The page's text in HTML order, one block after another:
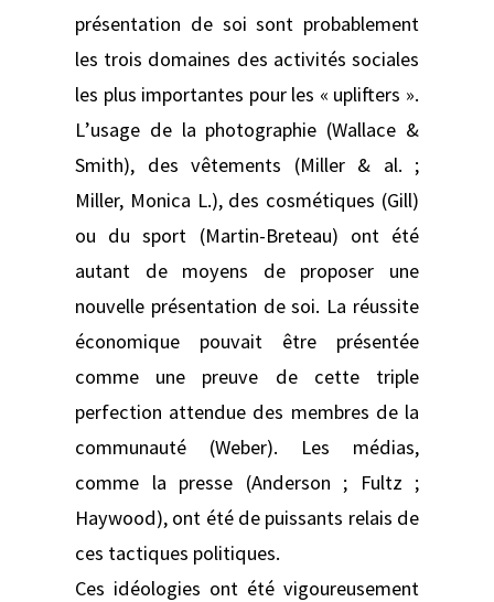
présentation de soi sont probablement
les trois domaines des activités sociales
les plus importantes pour les « uplifters ».
L’usage de la photographie (Wallace &
Smith), des vêtements (Miller & al. ;
Miller, Monica L.), des cosmétiques (Gill)
ou du sport (Martin-Breteau) ont été
autant de moyens de proposer une
nouvelle présentation de soi. La réussite
économique pouvait être présentée
comme une preuve de cette triple
perfection attendue des membres de la
communauté (Weber). Les médias,
comme la presse (Anderson ; Fultz ;
Haywood), ont été de puissants relais de
ces tactiques politiques.
Ces idéologies ont été vigoureusement